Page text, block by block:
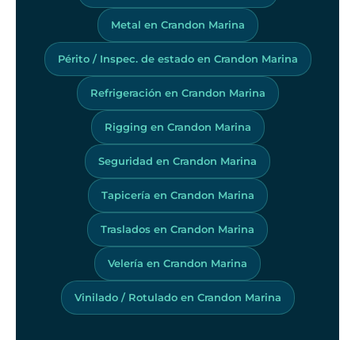
Metal en Crandon Marina
Périto / Inspec. de estado en Crandon Marina
Refrigeración en Crandon Marina
Rigging en Crandon Marina
Seguridad en Crandon Marina
Tapicería en Crandon Marina
Traslados en Crandon Marina
Velería en Crandon Marina
Vinilado / Rotulado en Crandon Marina